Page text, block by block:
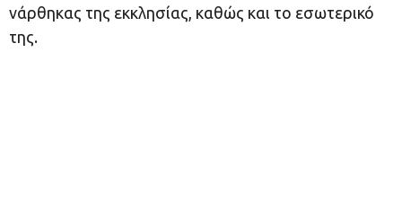
νάρθηκας της εκκλησίας, καθώς και το εσωτερικό
της.